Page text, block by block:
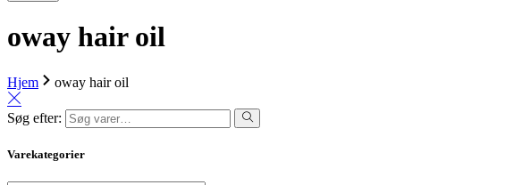
oway hair oil
Hjem oway hair oil
Søg efter:
Varekategorier